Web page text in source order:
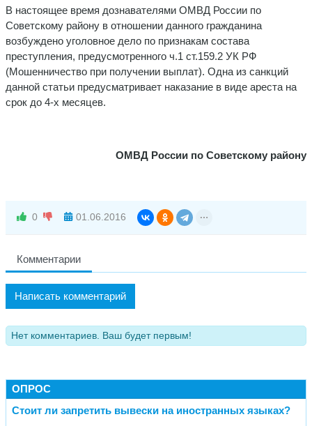
В настоящее время дознавателями ОМВД России по
Советскому району в отношении данного гражданина
возбуждено уголовное дело по признакам состава
преступления, предусмотренного ч.1 ст.159.2 УК РФ
(Мошенничество при получении выплат). Одна из санкций
данной статьи предусматривает наказание в виде ареста на
срок до 4-х месяцев.
ОМВД России по Советскому району
0 01.06.2016
Комментарии
Написать комментарий
Нет комментариев. Ваш будет первым!
ОПРОС
Стоит ли запретить вывески на иностранных языках?